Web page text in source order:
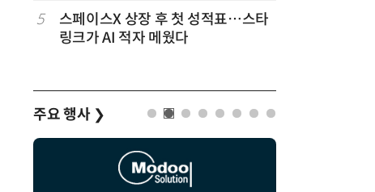
5
스페이스X 상장 후 첫 성적표…스타
링크가 AI 적자 메웠다
주요 행사 ❯